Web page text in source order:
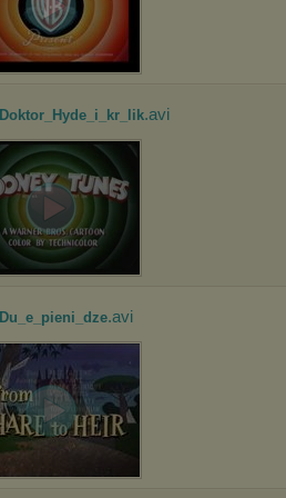
Doktor_Hyde_i_kr_lik.avi
Du_e_pieni_dze.avi